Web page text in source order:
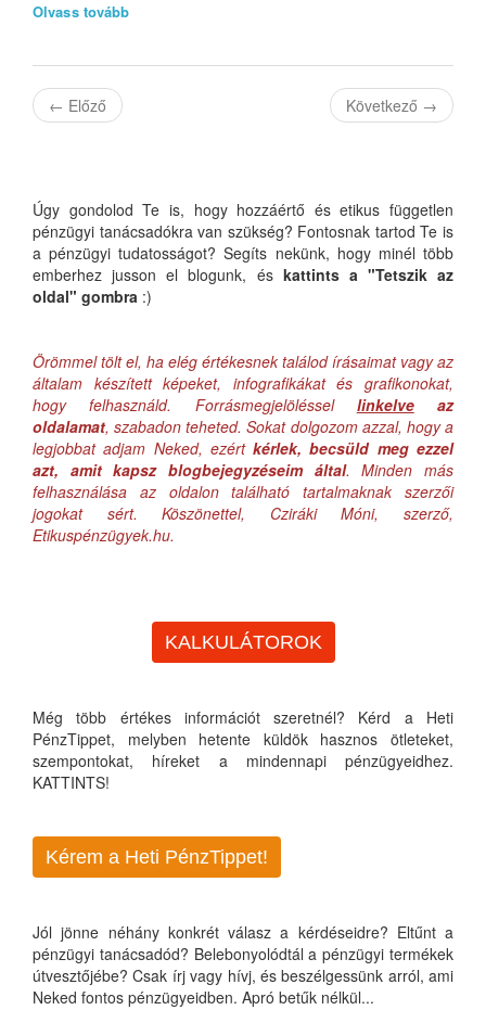
Olvass tovább
← Előző Következő →
Úgy gondolod Te is, hogy hozzáértő és etikus független
pénzügyi tanácsadókra van szükség? Fontosnak tartod Te is
a pénzügyi tudatosságot? Segíts nekünk, hogy minél több
emberhez jusson el blogunk, és kattints a "Tetszik az
oldal" gombra :)
Örömmel tölt el, ha elég értékesnek találod írásaimat vagy az
általam készített képeket, infografikákat és grafikonokat,
hogy felhasználd. Forrásmegjelöléssel linkelveaz
oldalamat, szabadon teheted. Sokat dolgozom azzal, hogy a
legjobbat adjam Neked, ezértkérlek, becsüld meg ezzel
azt, amit kapsz blogbejegyzéseim által. Minden más
felhasználása az oldalon található tartalmaknak szerzői
jogokat sért. Köszönettel, Cziráki Móni, szerző,
Etikuspénzügyek.hu.
KALKULÁTOROK
Még több értékes információt szeretnél? Kérd a Heti
PénzTippet, melyben hetente küldök hasznos ötleteket,
szempontokat, híreket a mindennapi pénzügyeidhez.
KATTINTS!
Kérem a Heti PénzTippet!
Jól jönne néhány konkrét válasz a kérdéseidre? Eltűnt a
pénzügyi tanácsadód? Belebonyolódtál a pénzügyi termékek
útvesztőjébe? Csak írj vagy hívj, és beszélgessünk arról, ami
Neked fontos pénzügyeidben. Apró betűk nélkül...